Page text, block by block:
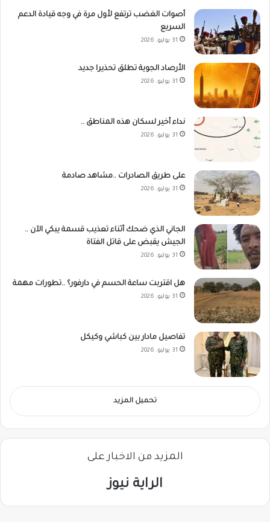
أصوات الغضب ترتفع لأول مرة في وجه قيادة الدعم
السريع
31 يوليو، 2026
الأرصاد الجوية تطلق تحذيرا جديد
31 يوليو، 2026
نداء أخير لسكان هذه المناطق ..
31 يوليو، 2026
على طريق الصادرات ..مشاهد صادمة
31 يوليو، 2026
الجاني الذي ضحك أثناء تعذيب قسمة يبكي الآن ..
الجيش يقبض على قاتل الفتاة
31 يوليو، 2026
هل اقتربت ساعة الحسم في دارفور؟ ..تطورات مهمة
31 يوليو، 2026
تفاصيل مادار بين كباشي وكيكل
31 يوليو، 2026
تحميل المزيد
المزيد من الاخبار على
الراية نيوز